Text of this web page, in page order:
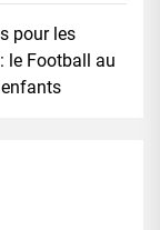
pour les
le Football au